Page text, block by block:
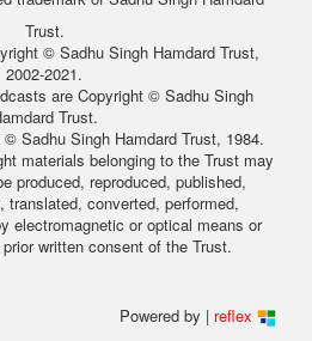
Trust.
© Sadhu Singh Hamdard Trust,
2002-2021.
are Copyright © Sadhu Singh
Trust.
Sadhu Singh Hamdard Trust, 1984.
materials belonging to the Trust may
produced, reproduced, published,
translated, converted, performed,
electromagnetic or optical means or
written consent of the Trust.
Powered by | reflex